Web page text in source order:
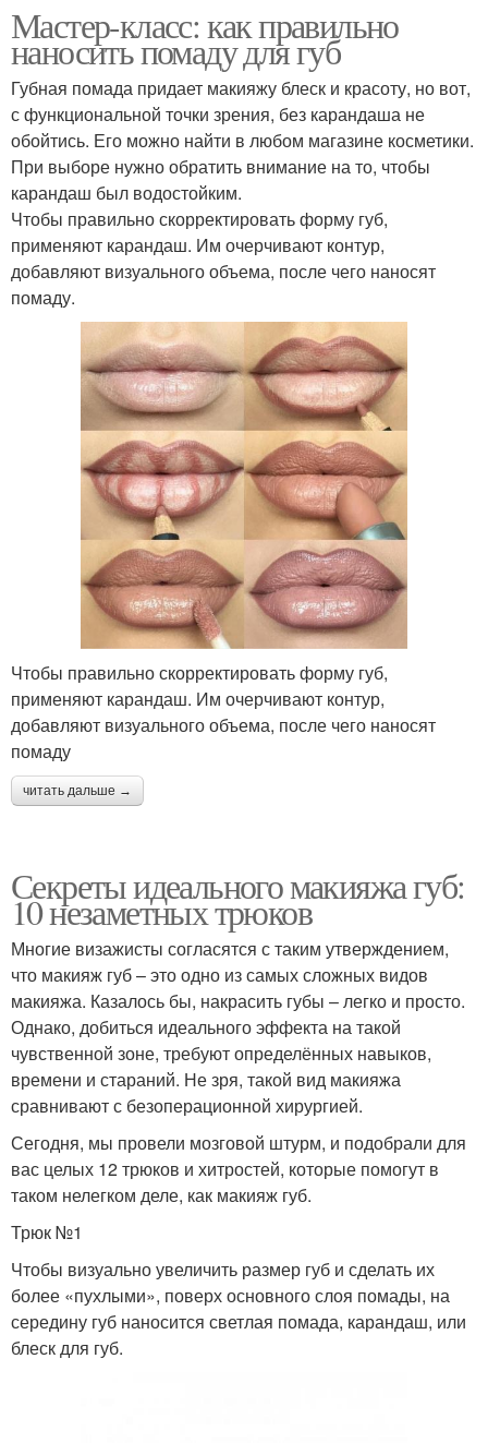
Мастер-класс: как правильно
наносить помаду для губ
Губная помада придает макияжу блеск и красоту, но вот,
с функциональной точки зрения, без карандаша не
обойтись. Его можно найти в любом магазине косметики.
При выборе нужно обратить внимание на то, чтобы
карандаш был водостойким.
Чтобы правильно скорректировать форму губ,
применяют карандаш. Им очерчивают контур,
добавляют визуального объема, после чего наносят
помаду.
Чтобы правильно скорректировать форму губ,
применяют карандаш. Им очерчивают контур,
добавляют визуального объема, после чего наносят
помаду
читать дальше →
Секреты идеального макияжа губ:
10 незаметных трюков
Многие визажисты согласятся с таким утверждением,
что макияж губ – это одно из самых сложных видов
макияжа. Казалось бы, накрасить губы – легко и просто.
Однако, добиться идеального эффекта на такой
чувственной зоне, требуют определённых навыков,
времени и стараний. Не зря, такой вид макияжа
сравнивают с безоперационной хирургией.
Сегодня, мы провели мозговой штурм, и подобрали для
вас целых 12 трюков и хитростей, которые помогут в
таком нелегком деле, как макияж губ.
Трюк №1
Чтобы визуально увеличить размер губ и сделать их
более «пухлыми», поверх основного слоя помады, на
середину губ наносится светлая помада, карандаш, или
блеск для губ.